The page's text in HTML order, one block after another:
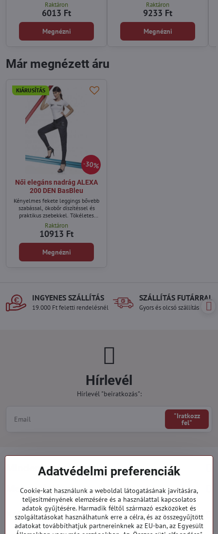
Raktáron
6013 Ft
Megnézni
Raktáron
9233 Ft
Megnézni
Már megnézett áru
30%
KIÁRUSÍTÁS
Női elegáns nadrág ALEXA
200 DEN BasBleu
Kényelmes fekete leggings bővebb
szabással, ökobőr díszítéssel és
praktikus zsebekkel. Tökéletes
mindennapi viselethez és
különleges alkalmakra is.
Raktáron
10913 Ft
Megnézni
INGYENES SZÁLLÍTÁS
19.000 Ft feletti rendelésnél
SZÁLLÍTÁS FUTÁRRAL
Gyors és olcsó szállítás
Hírlevél
Hírlevél "beiratkozás":
"Iratkozz
fel"
Minden a vásárlásról
Megrendelések
Kategóriák
Adatvédelmi preferenciák
Cookie-kat használunk a weboldal látogatásának javítására,
teljesítményének elemzésére és a használattal kapcsolatos
adatok gyűjtésére. Harmadik féltől származó eszközöket és
szolgáltatásokat használhatunk erre a célra, és az összegyűjtött
adatokat továbbíthatjuk partnereinknek az EU-ban, az Egyesült